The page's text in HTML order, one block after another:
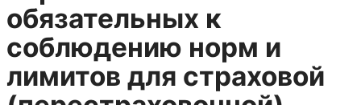
обязательных к
соблюдению норм и
лимитов для страховой